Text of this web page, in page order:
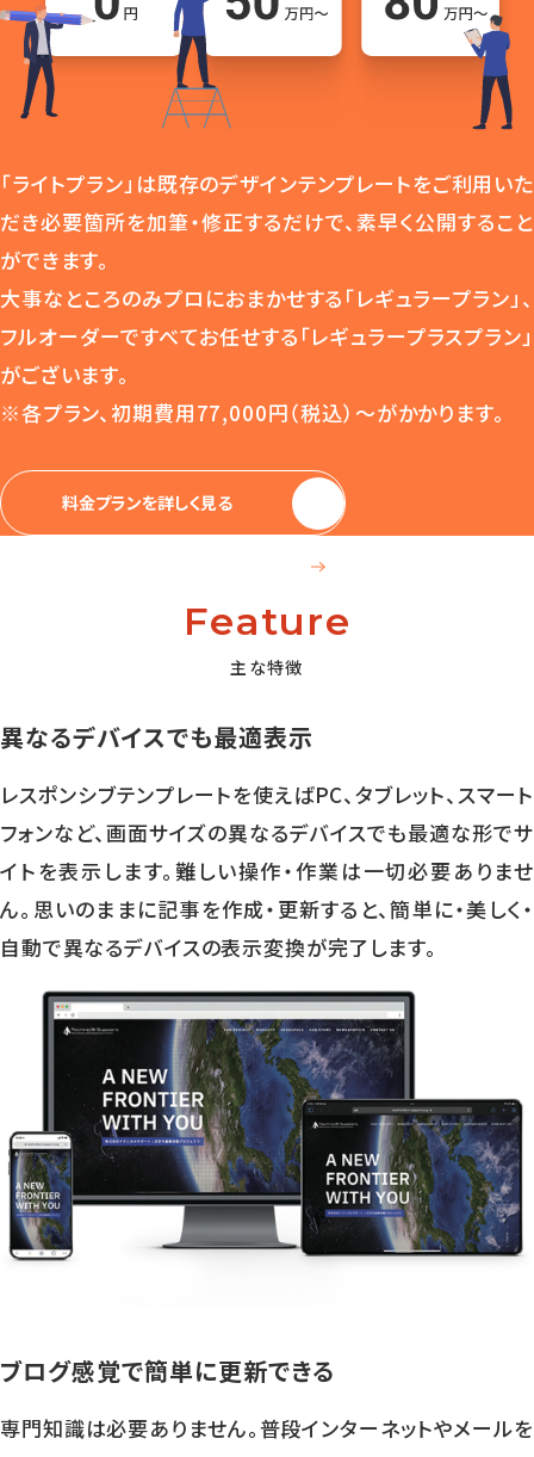
「ライトプラン」は既存のデザインテンプレートをご利用いた
だき必要箇所を加筆・修正するだけで、素早く公開すること
ができます。
大事なところのみプロにおまかせする「レギュラープラン」、
フルオーダーですべてお任せする「レギュラープラスプラン」
がございます。
※各プラン、初期費用77,000円（税込）〜がかかります。
料金プランを詳しく見る
Feature
主な特徴
異なるデバイスでも最適表示
レスポンシブテンプレートを使えばPC、タブレット、スマート
フォンなど、画面サイズの異なるデバイスでも最適な形でサ
イトを表示します。難しい操作・作業は一切必要ありませ
ん。思いのままに記事を作成・更新すると、簡単に・美しく・
自動で異なるデバイスの表示変換が完了します。
ブログ感覚で簡単に更新できる
専門知識は必要ありません。普段インターネットやメールを